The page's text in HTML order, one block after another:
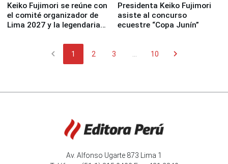
Keiko Fujimori se reúne con
el comité organizador de
Lima 2027 y la legendaria
Presidenta Keiko Fujimori
asiste al concurso
ecuestre “Copa Junín”
chevron_left 1 2 3 10 chevron_right
Av. Alfonso Ugarte 873 Lima 1